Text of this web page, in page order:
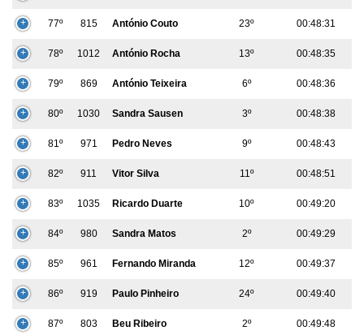
77º 815 António Couto 23º 00:48:31
78º 1012 António Rocha 13º 00:48:35
79º 869 António Teixeira 6º 00:48:36
80º 1030 Sandra Sausen 3º 00:48:38
81º 971 Pedro Neves 9º 00:48:43
82º 911 Vitor Silva 11º 00:48:51
83º 1035 Ricardo Duarte 10º 00:49:20
84º 980 Sandra Matos 2º 00:49:29
85º 961 Fernando Miranda 12º 00:49:37
86º 919 Paulo Pinheiro 24º 00:49:40
87º 803 Beu Ribeiro 2º 00:49:48